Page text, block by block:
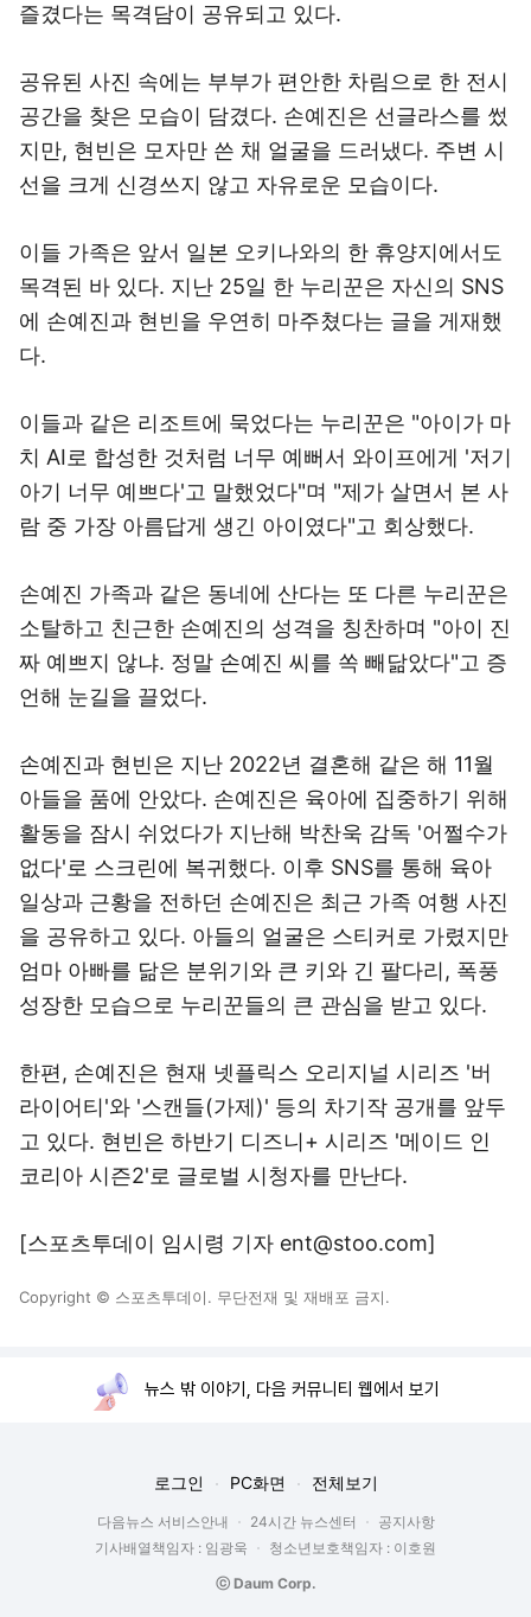
즐겼다는 목격담이 공유되고 있다.
공유된 사진 속에는 부부가 편안한 차림으로 한 전시
공간을 찾은 모습이 담겼다. 손예진은 선글라스를 썼
지만, 현빈은 모자만 쓴 채 얼굴을 드러냈다. 주변 시
선을 크게 신경쓰지 않고 자유로운 모습이다.
이들 가족은 앞서 일본 오키나와의 한 휴양지에서도
목격된 바 있다. 지난 25일 한 누리꾼은 자신의 SNS
에 손예진과 현빈을 우연히 마주쳤다는 글을 게재했
다.
이들과 같은 리조트에 묵었다는 누리꾼은 "아이가 마
치 AI로 합성한 것처럼 너무 예뻐서 와이프에게 '저기
아기 너무 예쁘다'고 말했었다"며 "제가 살면서 본 사
람 중 가장 아름답게 생긴 아이였다"고 회상했다.
손예진 가족과 같은 동네에 산다는 또 다른 누리꾼은
소탈하고 친근한 손예진의 성격을 칭찬하며 "아이 진
짜 예쁘지 않냐. 정말 손예진 씨를 쏙 빼닮았다"고 증
언해 눈길을 끌었다.
손예진과 현빈은 지난 2022년 결혼해 같은 해 11월
아들을 품에 안았다. 손예진은 육아에 집중하기 위해
활동을 잠시 쉬었다가 지난해 박찬욱 감독 '어쩔수가
없다'로 스크린에 복귀했다. 이후 SNS를 통해 육아
일상과 근황을 전하던 손예진은 최근 가족 여행 사진
을 공유하고 있다. 아들의 얼굴은 스티커로 가렸지만
엄마 아빠를 닮은 분위기와 큰 키와 긴 팔다리, 폭풍
성장한 모습으로 누리꾼들의 큰 관심을 받고 있다.
한편, 손예진은 현재 넷플릭스 오리지널 시리즈 '버
라이어티'와 '스캔들(가제)' 등의 차기작 공개를 앞두
고 있다. 현빈은 하반기 디즈니+ 시리즈 '메이드 인
코리아 시즌2'로 글로벌 시청자를 만난다.
[스포츠투데이 임시령 기자 ent@stoo.com]
Copyright © 스포츠투데이. 무단전재 및 재배포 금지.
뉴스 밖 이야기, 다음 커뮤니티 웹에서 보기
로그인 PC화면 전체보기
다음뉴스 서비스안내 24시간 뉴스센터
공지사항
기사배열책임자 : 임광욱
청소년보호책임자 : 이호원
ⓒ Daum Corp.